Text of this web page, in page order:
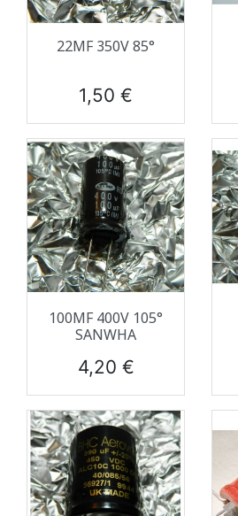
22ΜF 350V 85°
Prix
1,50 €
100ΜF 400V 105°
SANWHA
Prix
4,20 €